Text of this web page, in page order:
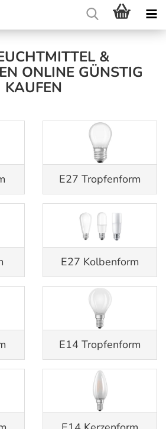
&
ONLINE GÜNSTIG
KAUFEN
E27 Tropfenform
E27 Kolbenform
E14 Tropfenform